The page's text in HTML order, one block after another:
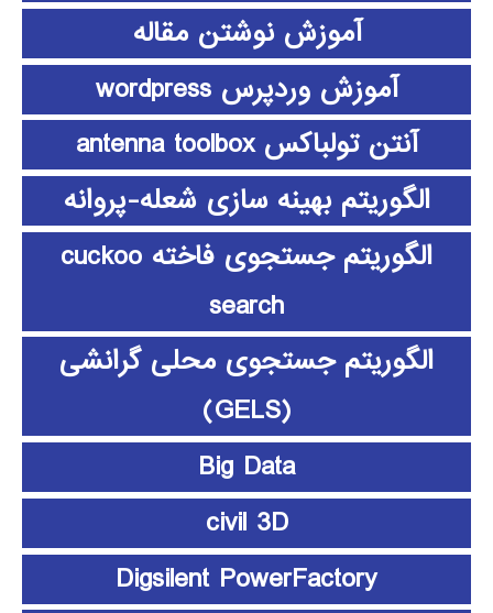
آموزش نوشتن مقاله
آموزش وردپرس wordpress
آنتن تولباکس antenna toolbox
الگوریتم بهینه سازی شعله-پروانه
الگوریتم جستجوی فاخته cuckoo
search
الگوریتم جستجوی محلی گرانشی
(GELS)
Big Data
civil 3D
Digsilent PowerFactory